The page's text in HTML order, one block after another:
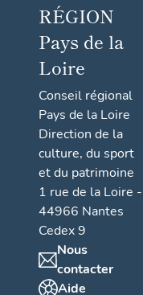
RÉGION
Pays de la
Loire
Conseil régional
Pays de la Loire
Direction de la
culture, du sport
et du patrimoine
1 rue de la Loire -
44966 Nantes
Cedex 9
Nous
contacter
Aide